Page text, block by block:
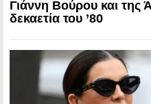
Γιάννη Βούρου και της
δεκαετία του ’80